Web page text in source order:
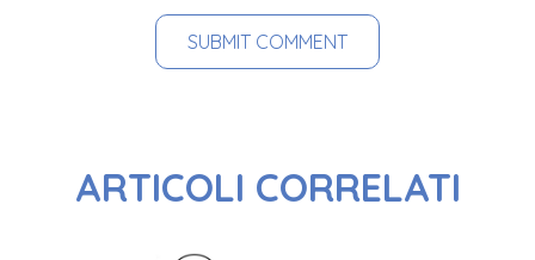
ARTICOLI CORRELATI